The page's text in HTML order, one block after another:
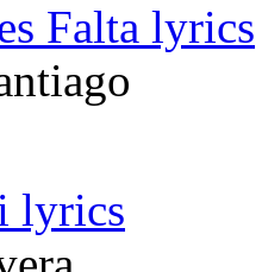
Falta lyrics
lyrics